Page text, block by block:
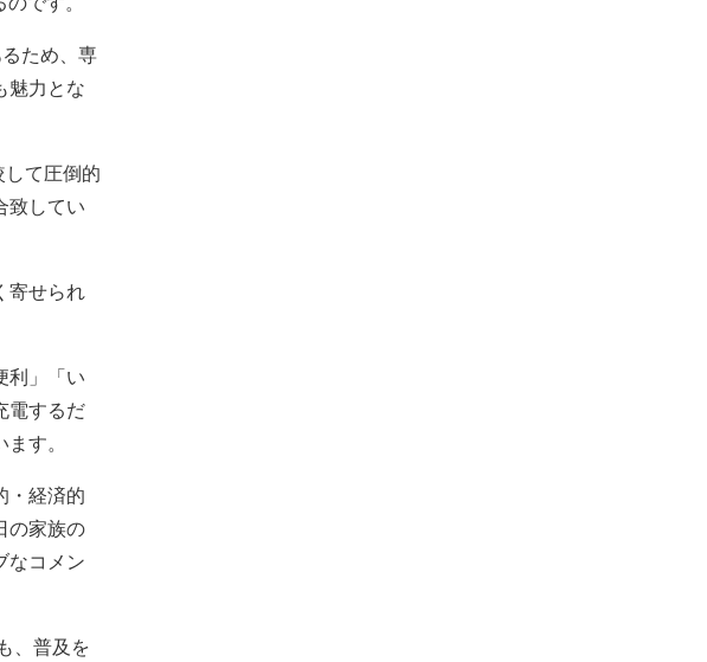
ため、専
魅力とな
て圧倒的
致してい
寄せられ
利」「い
電するだ
す。
・経済的
の家族の
なコメン
、普及を